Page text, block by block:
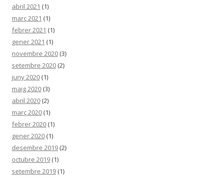
abril 2021 (1)
març 2021 (1)
febrer 2021 (1)
gener 2021 (1)
novembre 2020 (3)
setembre 2020 (2)
juny 2020 (1)
maig 2020 (3)
abril 2020 (2)
març 2020 (1)
febrer 2020 (1)
gener 2020 (1)
desembre 2019 (2)
octubre 2019 (1)
setembre 2019 (1)